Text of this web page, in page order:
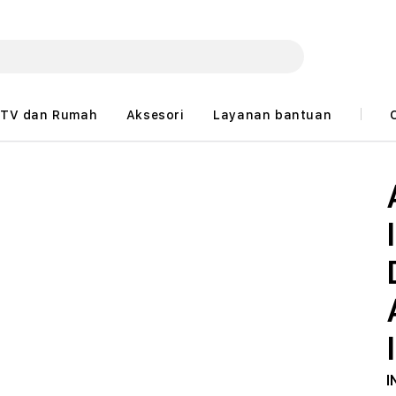
TV dan Rumah Aksesori Layanan bantuan